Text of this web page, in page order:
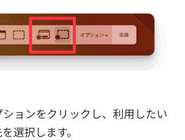
ョンをクリックし、利用したい
選択します。